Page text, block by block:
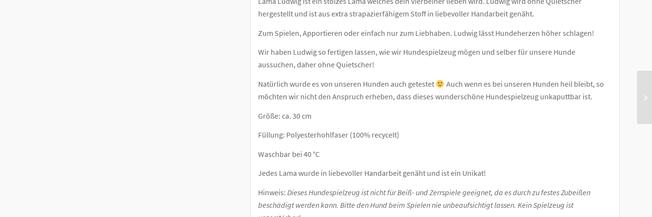
hergestellt und ist aus extra strapazierfähigem Stoff in liebevoller Handarbeit genäht.
Zum Spielen, Apportieren oder einfach nur zum Liebhaben. Ludwig lässt Hundeherzen höher schlagen!
Wir haben Ludwig so fertigen lassen, wie wir Hundespielzeug mögen und selber für unsere Hunde
aussuchen, daher ohne Quietscher!
Natürlich wurde es von unseren Hunden auch getestet
Auch wenn es bei unseren Hunden heil bleibt, so
möchten wir nicht den Anspruch erheben, dass dieses wunderschöne Hundespielzeug unkaputtbar ist.
Größe: ca. 30 cm
Füllung: Polyesterhohlfaser (100% recycelt)
Waschbar bei 40 °C
Jedes Lama wurde in liebevoller Handarbeit genäht und ist ein Unikat!
Hinweis: Dieses Hundespielzeug ist nicht für Beiß- und Zerrspiele geeignet, da es durch zu festes Zubeißen
beschädigt werden kann. Bitte den Hund beim Spielen nie unbeaufsichtigt lassen. Kein Spielzeug ist